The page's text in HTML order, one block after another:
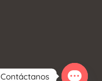
Contáctanos